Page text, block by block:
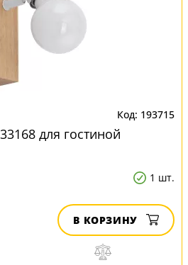
193715
для гостиной
1 шт.
В КОРЗИНУ